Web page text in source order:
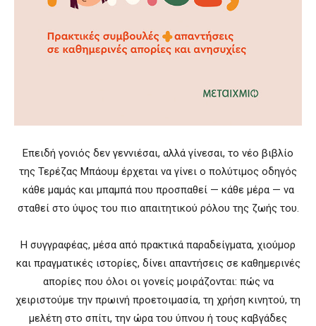
Επειδή γονιός δεν γεννιέσαι, αλλά γίνεσαι, το νέο βιβλίο
της Τερέζας Μπάουμ έρχεται να γίνει ο πολύτιμος οδηγός
κάθε μαμάς και μπαμπά που προσπαθεί — κάθε μέρα — να
σταθεί στο ύψος του πιο απαιτητικού ρόλου της ζωής του.
Η συγγραφέας, μέσα από πρακτικά παραδείγματα, χιούμορ
και πραγματικές ιστορίες, δίνει απαντήσεις σε καθημερινές
απορίες που όλοι οι γονείς μοιράζονται: πώς να
χειριστούμε την πρωινή προετοιμασία, τη χρήση κινητού, τη
μελέτη στο σπίτι, την ώρα του ύπνου ή τους καβγάδες